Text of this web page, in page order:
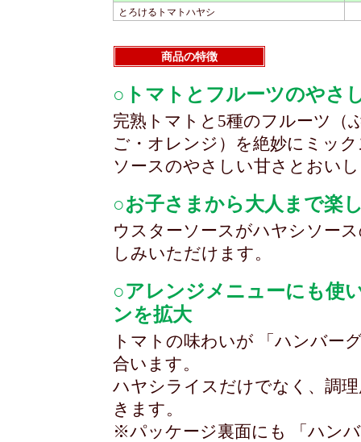
とろけるトマトハヤシ
商品の特徴
○トマトとフルーツのやさ
完熟トマトと5種のフルーツ（
ご・オレンジ）を絶妙にミッ
ソースのやさしい甘さとおい
○お子さまから大人まで楽
ウスターソースがハヤシソー
しみいただけます。
○アレンジメニューにも使
ンを拡大
トマトの味わいが 「ハンバー
合います。
ハヤシライスだけでなく、調
きます。
※パッケージ裏面にも 「ハン